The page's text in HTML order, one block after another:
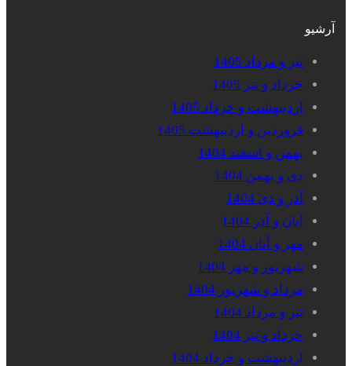
آرشیو
تیر و مرداد 1405
خرداد و تیر 1405
اردیبهشت و خرداد 1405
فروردین و اردیبهشت 1405
بهمن و اسفند 1404
دی و بهمن 1404
آذر و دی 1404
آبان و آذر 1404
مهر و آبان 1404
شهریور و مهر 1404
مرداد و شهریور 1404
تیر و مرداد 1404
خرداد و تیر 1404
اردیبهشت و خرداد 1404